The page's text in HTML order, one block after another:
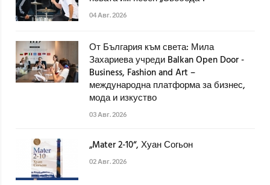
04 Авг. 2026
От България към света: Мила
Захариева учреди Balkan Open Door -
Business, Fashion and Art –
международна платформа за бизнес,
мода и изкуство
03 Авг. 2026
„Mater 2-10“, Хуан Согьон
02 Авг. 2026